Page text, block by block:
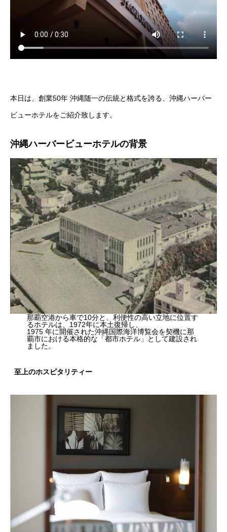
本日は、創業50年 沖縄随一の伝統と格式を誇る、沖縄ハーバー
ビューホテルをご紹介致します。
沖縄ハーバービューホテルの背景
那覇空港から車で10分と、利便性の高い立地に位置す
るホテルは、1972年に本土復帰し、
1975 年に開催された沖縄国際海洋博覧会を契機に那
覇市における本格的な「都市ホテル」として建設され
ました。
至上のホスピタリティー